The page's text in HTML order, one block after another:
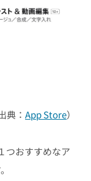
出典：App Store）
つおすすめなア